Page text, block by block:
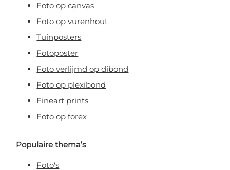
Foto op canvas
Foto op vurenhout
Tuinposters
Fotoposter
Foto verlijmd op dibond
Foto op plexibond
Fineart prints
Foto op forex
Populaire thema’s
Foto's